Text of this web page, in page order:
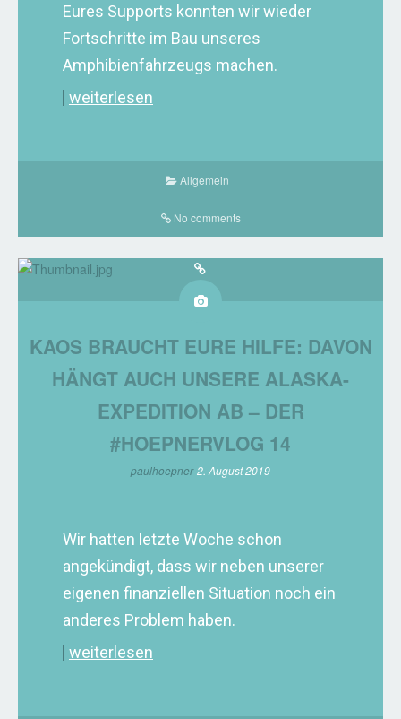
Eures Supports konnten wir wieder
Fortschritte im Bau unseres
Amphibienfahrzeugs machen.
weiterlesen
Allgemein
No comments
KAOS BRAUCHT EURE HILFE: DAVON
HÄNGT AUCH UNSERE ALASKA-
EXPEDITION AB – DER
#HOEPNERVLOG 14
paulhoepner 2. August 2019
Wir hatten letzte Woche schon
angekündigt, dass wir neben unserer
eigenen finanziellen Situation noch ein
anderes Problem haben.
weiterlesen